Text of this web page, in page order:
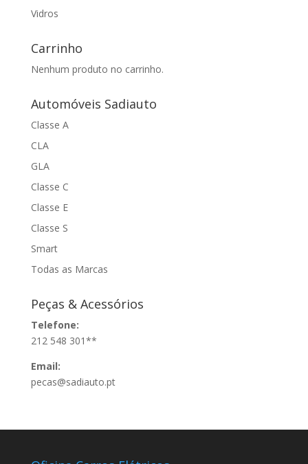
Vidros
Carrinho
Nenhum produto no carrinho.
Automóveis Sadiauto
Classe A
CLA
GLA
Classe C
Classe E
Classe S
Smart
Todas as Marcas
Peças & Acessórios
Telefone:
212 548 301**
Email:
pecas@sadiauto.pt